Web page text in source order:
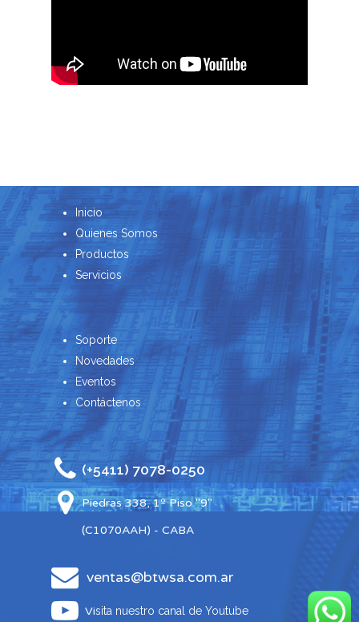
Inicio
Quienes Somos
Productos
Servicios
Soporte
Novedades
Eventos
Contáctenos
(+5411) 7078-0250
Piedras 338, 1º Piso "9"
(C1070AAH) - CABA
ventas@btwsa.com.ar
Visita nuestro canal de Youtube